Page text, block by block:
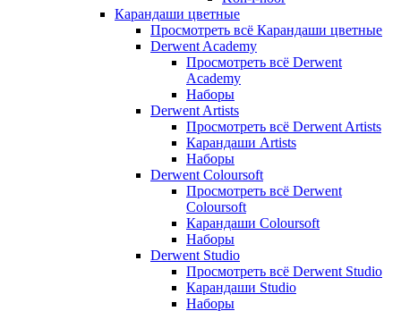
Карандаши цветные
Просмотреть всё Карандаши цветные
Derwent Academy
Просмотреть всё Derwent
Academy
Наборы
Derwent Artists
Просмотреть всё Derwent Artists
Карандаши Artists
Наборы
Derwent Coloursoft
Просмотреть всё Derwent
Coloursoft
Карандаши Coloursoft
Наборы
Derwent Studio
Просмотреть всё Derwent Studio
Карандаши Studio
Наборы